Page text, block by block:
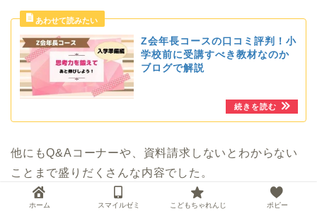
Z会年長コースの口コミ評判！小
学校前に受講すべき教材なのか
ブログで解説
他にもQ&Aコーナーや、資料請求しないとわからない
ことまで盛りだくさんな内容でした。
ホーム スマイルゼミ こどもちゃれんじ ポピー